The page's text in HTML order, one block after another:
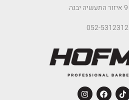
052-5312312